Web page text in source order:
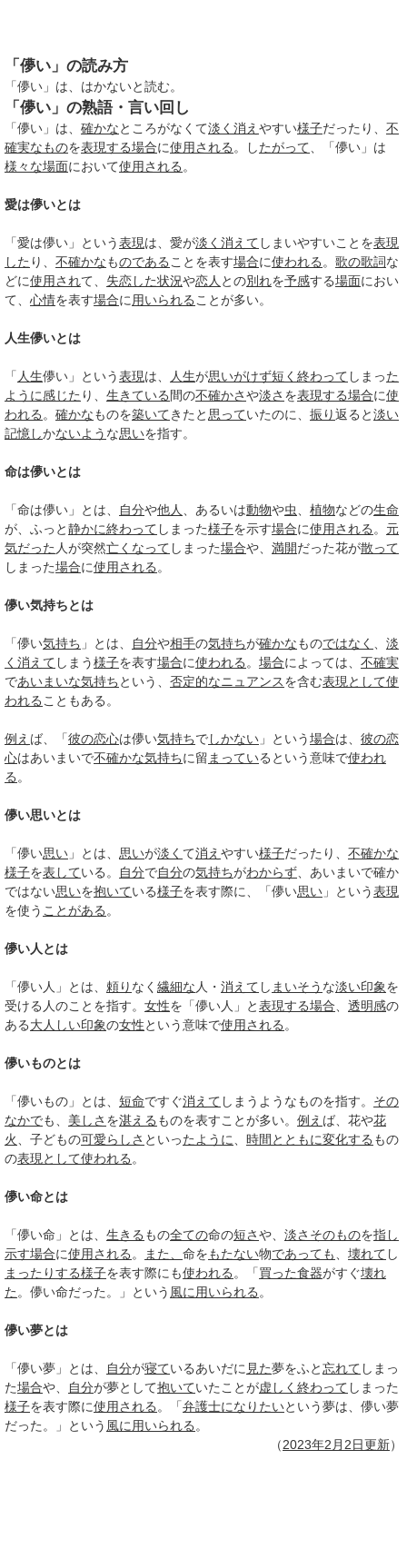
「儚い」の読み方
「儚い」は、はかないと読む。
「儚い」の熟語・言い回し
「儚い」は、 確かなところがなくて淡く 消え やすい様子だったり、 不
確実なものを表現する場合に使用される 。したがって 、「儚い」は
様々な場面において使用される 。
愛は儚いとは
「愛は儚い」という表現は、愛が淡く 消えて しまいやすいことを表現
した り、 不確かなものである ことを表す場合に使われる 。 歌の歌詞な
どに使用されて、 失恋した状況や恋人 との別れを予感する場面におい
て、 心情を表す場合に 用いられる ことが多い。
人生儚いとは
「 人生儚い」という表現は、 人生が思いがけず短く 終わって しまった
ように感じた り、 生きている 間の不確かさや淡さ を表現する場合に使
われる 。 確かなものを築いてきたと 思っていたのに、 振り返ると淡い
記憶しかないよう な思いを指す。
命は儚いとは
「命は儚い」とは、 自分や他人 、あるいは動物や虫 植物などの生命
が、ふっと静かに終わって しまった様子を示す場合に使用される 。 元
気だった 人が突然亡くなって しまった場合や、 満開だった花が散って
しまった場合に使用される 。
儚い気持ちとは
「儚い気持ち 」とは、 自分や相手の気持ちが確かなものではなく
淡
く 消えて しまう様子を表す場合に使われる 。 場合によっては、 不確実
であいまいな気持ちという、 否定的なニュアンスを含む表現として使
われる こともある。
例え ば、「彼の恋心は儚い気持ちでしかない 」という場合は、 彼の恋
心はあいまいで不確かな気持ちに留 まっているという意味で使われ
る 。
儚い思いとは
「儚い思い 」とは、 思いが淡く て消え やすい様子だったり、 不確かな
様子を表している。 自分で自分の気持ちがわからず 、あいまいで確か
ではない思いを抱いている様子を表す際に、「儚い思い 」という表現
を使う ことがある 。
儚い人とは
「儚い人」とは、 頼り なく 繊細な 人・ 消えて し まいそう な淡い印象を
受ける人のことを指す。 女性を「儚い人」と表現する場合 透明感の
ある大人しい印象の女性という意味で使用される 。
儚いものとは
「儚いもの」とは、 短命ですぐ消えて しまうようなものを指す。 その
なかでも、 美しさ を湛える ものを表すことが多い。 例え ば、花や花
火
、子どもの可愛らしさ といったように 時間 とともに変化する もの
の表現として使われる 。
儚い命とは
「儚い命」とは、 生きる もの全ての命の短さや、 淡さ そのものを指し
示す場合に使用される 。 また、 命をもたない物であっても 壊れて し
まったりする様子を表す際にも使われる 。「買った食器がすぐ壊れ
た 。儚い命だった。」という 風に 用いられる 。
儚い夢とは
「儚い夢」とは、 自分が寝ているあいだに 見た夢をふと忘れて しまっ
た場合や、 自分が夢として抱いていたことが虚しく 終わって しまった
様子を表す際に使用される 。「弁護士になりたいという夢は、儚い夢
だった。」という 風に 用いられる 。
（2023年2月2日更新）